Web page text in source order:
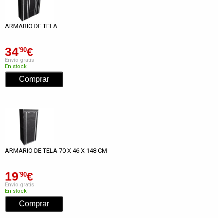
ARMARIO DE TELA
34'90€
Envío gratis
En stock
ARMARIO DE TELA 70 X 46 X 148 CM
19'90€
Envío gratis
En stock